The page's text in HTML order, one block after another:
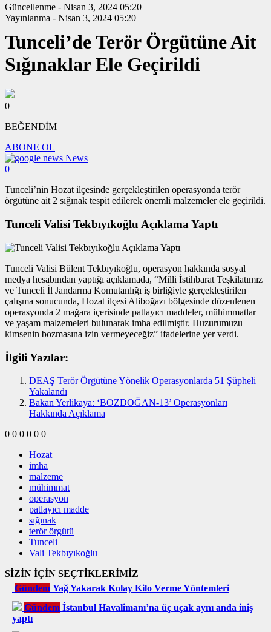
Güncellenme - Nisan 3, 2024 05:20
Yayınlanma - Nisan 3, 2024 05:20
Tunceli’de Terör Örgütüne Ait
Sığınaklar Ele Geçirildi
0
BEĞENDİM
ABONE OL
News
0
Tunceli’nin Hozat ilçesinde gerçekleştirilen operasyonda terör
örgütüne ait 2 sığınak tespit edilerek önemli malzemeler ele geçirildi.
Tunceli Valisi Tekbıyıkoğlu Açıklama Yaptı
Tunceli Valisi Bülent Tekbıyıkoğlu, operasyon hakkında sosyal
medya hesabından yaptığı açıklamada, “Milli İstihbarat Teşkilatımız
ve Tunceli İl Jandarma Komutanlığı iş birliğiyle gerçekleştirilen
çalışma sonucunda, Hozat ilçesi Aliboğazı bölgesinde düzenlenen
operasyonda 2 mağara içerisinde patlayıcı maddeler, mühimmatlar
ve yaşam malzemeleri bulunarak imha edilmiştir. Huzurumuzu
kimsenin bozmasına izin vermeyeceğiz” ifadelerine yer verdi.
İlgili Yazılar:
DEAŞ Terör Örgütüne Yönelik Operasyonlarda 51 Şüpheli
Yakalandı
Bakan Yerlikaya: ‘BOZDOĞAN-13’ Operasyonları
Hakkında Açıklama
0 0 0 0 0 0
Hozat
imha
malzeme
mühimmat
operasyon
patlayıcı madde
sığınak
terör örgütü
Tunceli
Vali Tekbıyıkoğlu
SİZİN İÇİN SEÇTİKLERİMİZ
Gündem Yağ Yakarak Kolay Kilo Verme Yöntemleri
Gündem İstanbul Havalimanı’na üç uçak aynı anda iniş
yaptı